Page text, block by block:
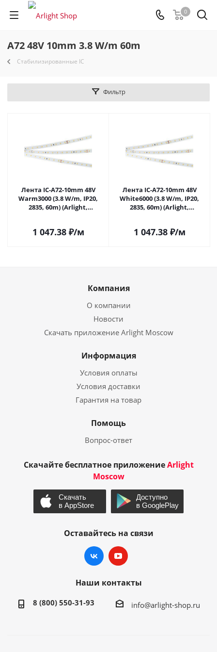
0
A72 48V 10mm 3.8 W/m 60m
Стабилизированные IC
Фильтр
Лента IC-A72-10mm 48V
Warm3000 (3.8 W/m, IP20,
2835, 60m) (Arlight,
1 047.38₽/м
Лента IC-A72-10mm 48V
White6000 (3.8 W/m, IP20,
2835, 60m) (Arlight,
1 047.38₽/м
Компания
О компании
Новости
Скачать приложение Arlight Moscow
Информация
Условия оплаты
Условия доставки
Гарантия на товар
Помощь
Вопрос-ответ
Скачайте бесплатное приложениеArlight
Moscow
Оставайтесь на связи
Наши контакты
8 (800) 550-31-93 info@arlight-shop.ru